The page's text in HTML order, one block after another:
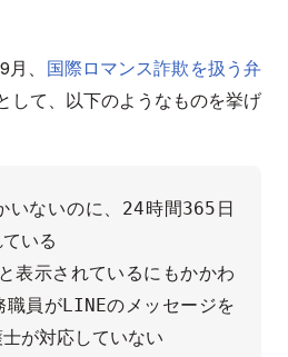
、 国際ロマンス詐欺を扱う弁
して、以下のようなものを挙げ
いないのに、24時間365日
ている
表示されているにもかかわ
職員がLINEのメッセージを
士が対応していない